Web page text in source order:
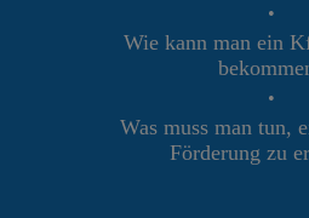
•
Wie kann man ein
•
Was muss man tun,
Förderung zu